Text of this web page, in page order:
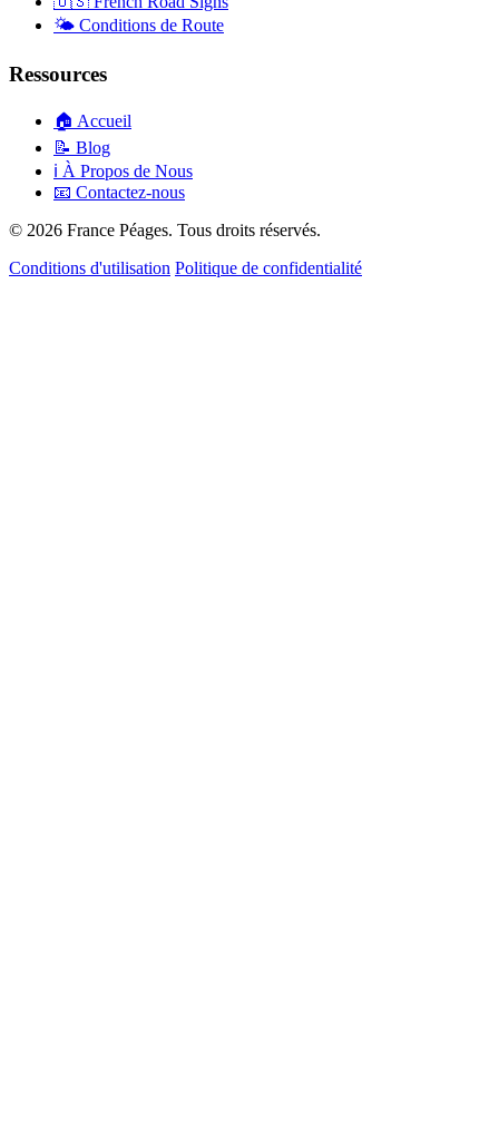
🌤️ Conditions de Route
Ressources
🏠 Accueil
📝 Blog
ℹ️ À Propos de Nous
📧 Contactez-nous
© 2026 France Péages. Tous droits réservés.
Conditions d'utilisation Politique de confidentialité